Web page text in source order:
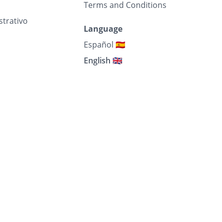
Terms and Conditions
Language
Español 🇪🇸
English 🇬🇧